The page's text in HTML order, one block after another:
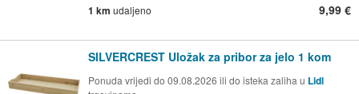
1 km udaljeno 9,99 €
SILVERCREST Uložak za pribor za jelo 1 kom
Ponuda vrijedi do 09.08.2026 ili do isteka zaliha u Lidl